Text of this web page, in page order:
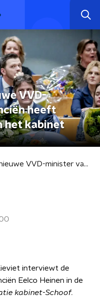
VVD-
heeft
het kabinet
Eelco Heinen, nieuwe VVD-minister van Financiën heeft belangrijke plek in het kabinet
interviewt de
Eelco Heinen in de
kabinet-Schoof.